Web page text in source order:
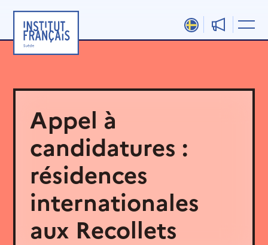
contenu
Appel à
candidatures :
résidences
internationales
aux Recollets